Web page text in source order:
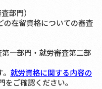
部門）
の在留資格についての審査
一部門・就労審査第二部
就労資格に関する内容の
をご確認ください。